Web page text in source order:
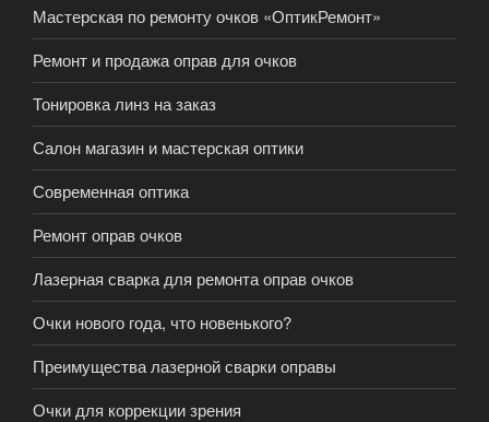
Мастерская по ремонту очков «ОптикРемонт»
Ремонт и продажа оправ для очков
Тонировка линз на заказ
Салон магазин и мастерская оптики
Современная оптика
Ремонт оправ очков
Лазерная сварка для ремонта оправ очков
Очки нового года, что новенького?
Преимущества лазерной сварки оправы
Очки для коррекции зрения